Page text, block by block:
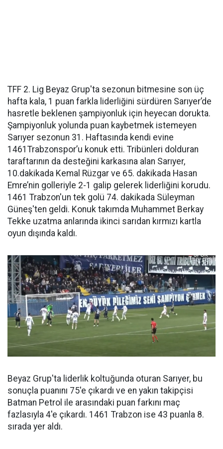
TFF 2. Lig Beyaz Grup'ta sezonun bitmesine son üç
hafta kala, 1 puan farkla liderliğini sürdüren Sarıyer’de
hasretle beklenen şampiyonluk için heyecan dorukta.
Şampiyonluk yolunda puan kaybetmek istemeyen
Sarıyer sezonun 31. Haftasında kendi evine
1461Trabzonspor’u konuk etti. Tribünleri dolduran
taraftarının da desteğini karkasına alan Sarıyer,
10.dakikada Kemal Rüzgar ve 65. dakikada Hasan
Emre’nin golleriyle 2-1 galip gelerek liderliğini korudu.
1461 Trabzon'un tek golü 74. dakikada Süleyman
Güneş'ten geldi. Konuk takımda Muhammet Berkay
Tekke uzatma anlarında ikinci sarıdan kırmızı kartla
oyun dışında kaldı.
Beyaz Grup'ta liderlik koltuğunda oturan Sarıyer, bu
sonuçla puanını 75'e çıkardı ve en yakın takipçisi
Batman Petrol ile arasındaki puan farkını maç
fazlasıyla 4'e çıkardı. 1461 Trabzon ise 43 puanla 8.
sırada yer aldı.